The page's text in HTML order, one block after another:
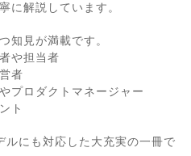
に解説しています。
知見が満載です。
や担当者
者
プロダクトマネージャー
ト
にも対応した大充実の一冊で